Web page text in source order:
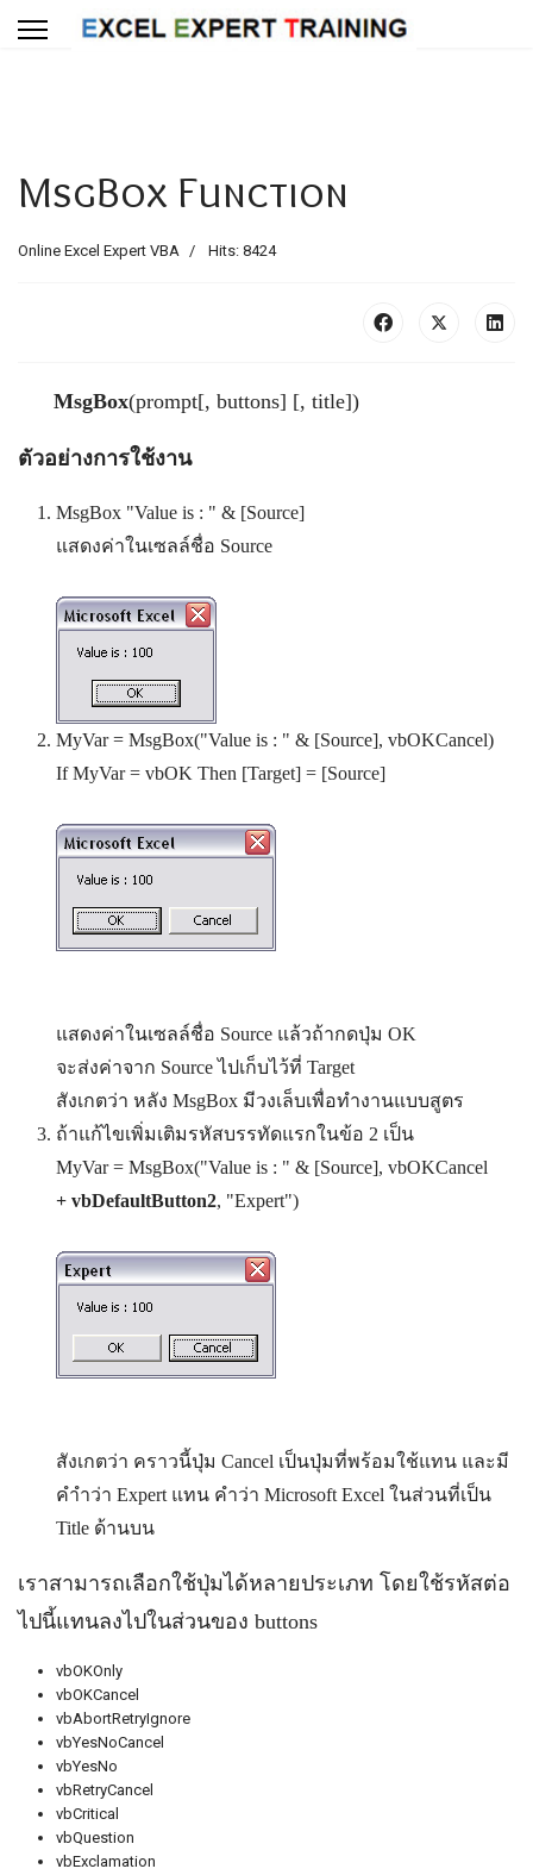
MsgBox Function
Online Excel Expert VBA Hits: 8424
MsgBox(prompt[, buttons] [, title])
ตัวอย่างการใช้งาน
MsgBox "Value is : " & [Source]
แสดงค่าในเซลล์ชื่อ Source
MyVar = MsgBox("Value is : " & [Source], vbOKCancel)
If MyVar = vbOK Then [Target] = [Source]
แสดงค่าในเซลล์ชื่อ Source แล้วถ้ากดปุ่ม OK
จะส่งค่าจาก Source ไปเก็บไว้ที่ Target
สังเกตว่า หลัง MsgBox มีวงเล็บเพื่อทำงานแบบสูตร
ถ้าแก้ไขเพิ่มเติมรหัสบรรทัดแรกในข้อ 2 เป็น
MyVar = MsgBox("Value is : " & [Source], vbOKCancel
+ vbDefaultButton2, "Expert")
สังเกตว่า คราวนี้ปุ่ม Cancel เป็นปุ่มที่พร้อมใช้แทน และมี
คำำว่า Expert แทน คำว่า Microsoft Excel ในส่วนที่เป็น
Title ด้านบน
เราสามารถเลือกใช้ปุ่มได้หลายประเภท โดยใช้รหัสต่อ
ไปนี้แทนลงไปในส่วนของ buttons
vbOKOnly
vbOKCancel
vbAbortRetryIgnore
vbYesNoCancel
vbYesNo
vbRetryCancel
vbCritical
vbQuestion
vbExclamation